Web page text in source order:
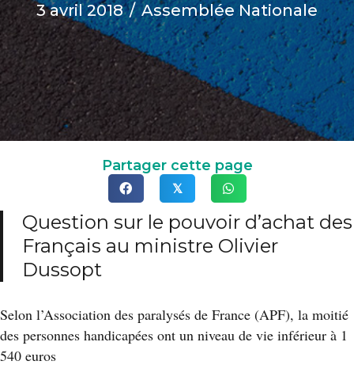
3 avril 2018/Assemblée Nationale
Partager cette page
𝕏
Question sur le pouvoir d’achat des
Français au ministre Olivier
Dussopt
Selon l’Association des paralysés de France (APF), la moitié
des personnes handicapées ont un niveau de vie inférieur à 1
540 euros